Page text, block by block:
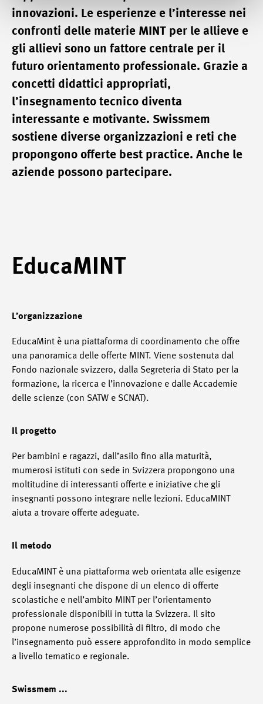
innovazioni. Le esperienze e l’interesse nei
confronti delle materie MINT per le allieve e
gli allievi sono un fattore centrale per il
futuro orientamento professionale. Grazie a
concetti didattici appropriati,
l’insegnamento tecnico diventa
interessante e motivante. Swissmem
sostiene diverse organizzazioni e reti che
propongono offerte best practice. Anche le
aziende possono partecipare.
EducaMINT
L’organizzazione
EducaMint è una piattaforma di coordinamento che offre
una panoramica delle offerte MINT. Viene sostenuta dal
Fondo nazionale svizzero, dalla Segreteria di Stato per la
formazione, la ricerca e l’innovazione e dalle Accademie
delle scienze (con SATW e SCNAT).
Il progetto
Per bambini e ragazzi, dall’asilo fino alla maturità,
mumerosi istituti con sede in Svizzera propongono una
moltitudine di interessanti offerte e iniziative che gli
insegnanti possono integrare nelle lezioni. EducaMINT
aiuta a trovare offerte adeguate.
Il metodo
EducaMINT è una piattaforma web orientata alle esigenze
degli insegnanti che dispone di un elenco di offerte
scolastiche e nell’ambito MINT per l’orientamento
professionale disponibili in tutta la Svizzera. Il sito
propone numerose possibilità di filtro, di modo che
l’insegnamento può essere approfondito in modo semplice
a livello tematico e regionale.
Swissmem ...